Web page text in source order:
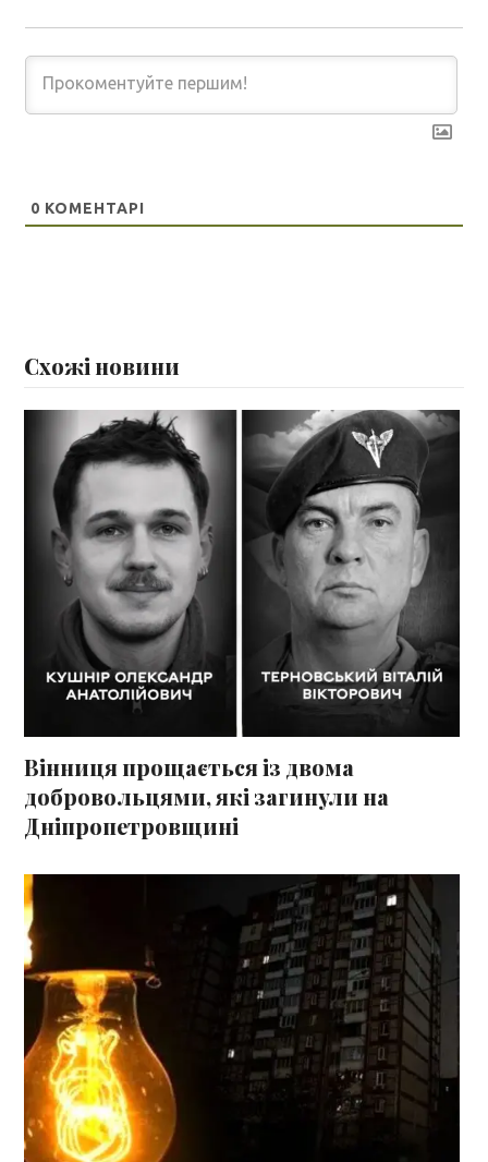
0 КОМЕНТАРІ
Схожі новини
Вінниця прощається із двома
добровольцями, які загинули на
Дніпропетровщині